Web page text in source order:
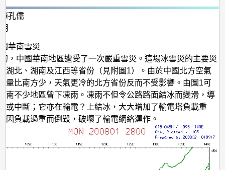
南
雪
災
與
香
港
的
寒
孔儒
華南雪災
，中國華南地區遭受了一次嚴重雪災。這場冰雪災的主要災
湖北、湖南及江西等省份（見附圖1）。由於中國北方空氣
量比南方少，天氣更冷的北方省份反而不受影響。由圖1可
南不少地區曾下凍雨。凍雨不但令公路路面結冰而變滑，導
或中斷；它亦在輸電？上結冰，大大增加了輸電塔負載重
因負載過重而倒毀，破壞了輸電網絡運作。